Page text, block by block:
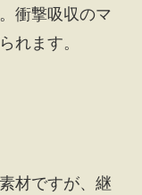
衝撃吸収のマ
れます。
材ですが、継